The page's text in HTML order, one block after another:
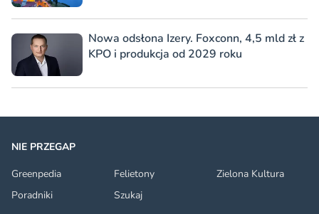
Nowa odsłona Izery. Foxconn, 4,5 mld zł z
KPO i produkcja od 2029 roku
NIE PRZEGAP
Greenpedia
Felietony
Zielona Kultura
Poradniki
Szukaj